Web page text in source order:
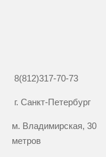
8(812)317-70-73
г. Санкт-Петербург
м. Владимирская, 30
метров